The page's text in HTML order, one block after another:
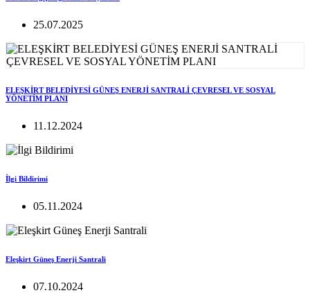
25.07.2025
ELEŞKİRT BELEDİYESİ GÜNEŞ ENERJİ SANTRALİ ÇEVRESEL VE SOSYAL
YÖNETİM PLANI
11.12.2024
İlgi Bildirimi
05.11.2024
Eleşkirt Güneş Enerji Santrali
07.10.2024